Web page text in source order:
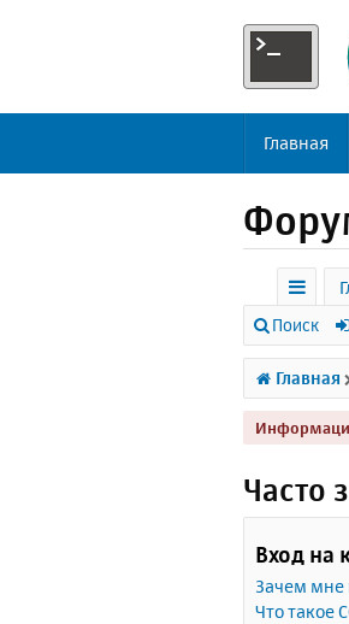
Главная
с
ы
л
к
Поиск
Главная
Часто
Вход на
Зачем мне
Что такое